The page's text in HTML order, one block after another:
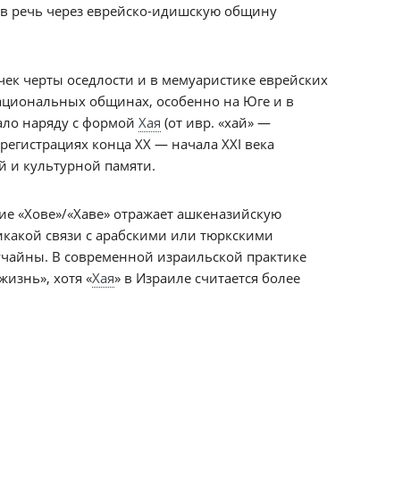
в речь через еврейско-идишскую общину
черты оседлости и в мемуаристике еврейских
общинах, особенно на Юге и в
наряду с формой Хая (от ивр. «хай» —
конца XX — начала XXI века
и культурной памяти.
«Хове»/«Хаве» отражает ашкеназийскую
связи с арабскими или тюркскими
В современной израильской практике
хотя «Хая» в Израиле считается более